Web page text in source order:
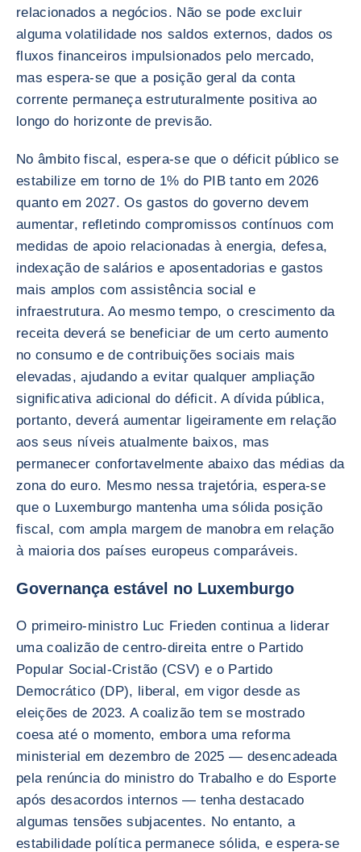
relacionados a negócios. Não se pode excluir
alguma volatilidade nos saldos externos, dados os
fluxos financeiros impulsionados pelo mercado,
mas espera-se que a posição geral da conta
corrente permaneça estruturalmente positiva ao
longo do horizonte de previsão.
No âmbito fiscal, espera-se que o déficit público se
estabilize em torno de 1% do PIB tanto em 2026
quanto em 2027. Os gastos do governo devem
aumentar, refletindo compromissos contínuos com
medidas de apoio relacionadas à energia, defesa,
indexação de salários e aposentadorias e gastos
mais amplos com assistência social e
infraestrutura. Ao mesmo tempo, o crescimento da
receita deverá se beneficiar de um certo aumento
no consumo e de contribuições sociais mais
elevadas, ajudando a evitar qualquer ampliação
significativa adicional do déficit. A dívida pública,
portanto, deverá aumentar ligeiramente em relação
aos seus níveis atualmente baixos, mas
permanecer confortavelmente abaixo das médias da
zona do euro. Mesmo nessa trajetória, espera-se
que o Luxemburgo mantenha uma sólida posição
fiscal, com ampla margem de manobra em relação
à maioria dos países europeus comparáveis.
Governança estável no Luxemburgo
O primeiro-ministro Luc Frieden continua a liderar
uma coalizão de centro-direita entre o Partido
Popular Social-Cristão (CSV) e o Partido
Democrático (DP), liberal, em vigor desde as
eleições de 2023. A coalizão tem se mostrado
coesa até o momento, embora uma reforma
ministerial em dezembro de 2025 — desencadeada
pela renúncia do ministro do Trabalho e do Esporte
após desacordos internos — tenha destacado
algumas tensões subjacentes. No entanto, a
estabilidade política permanece sólida, e espera-se